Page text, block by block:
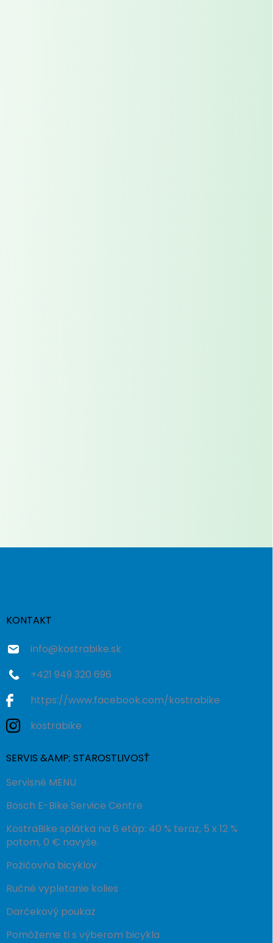
KONTAKT
info@kostrabike.sk
+421 949 320 696
https://www.facebook.com/kostrabike
kostrabike
SERVIS &AMP; STAROSTLIVOSŤ
Servisné MENU
Bosch E-Bike Service Centre
KostraBike splátka na 6 etáp: 40 % teraz, 5 x 12 %
potom, 0 € navyše.
Požičovňa bicyklov
Ručné vypletanie kolies
Darčekový poukaz
Pomôžeme ti s výberom bicykla